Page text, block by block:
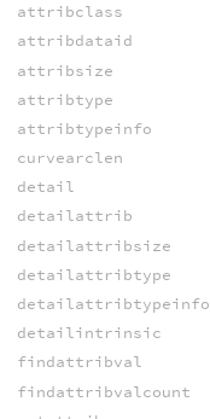
attribclass
attribdataid
attribsize
attribtype
attribtypeinfo
curvearclen
detail
detailattrib
detailattribsize
detailattribtype
detailattribtypeinfo
detailintrinsic
findattribval
findattribvalcount